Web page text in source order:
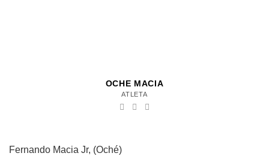
OCHE MACIA
ATLETA
Fernando Macia Jr, (Oché)